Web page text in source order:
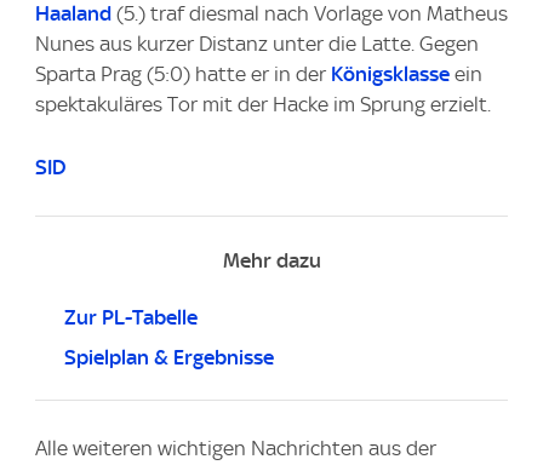
Haaland (5.) traf diesmal nach Vorlage von Matheus
Nunes aus kurzer Distanz unter die Latte. Gegen
Sparta Prag (5:0) hatte er in der Königsklasse ein
spektakuläres Tor mit der Hacke im Sprung erzielt.
SID
Mehr dazu
Zur PL-Tabelle
Spielplan & Ergebnisse
Alle weiteren wichtigen Nachrichten aus der